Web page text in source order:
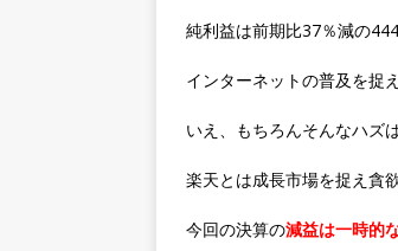
純利益は前期比37％減の444
インターネットの普及を捉
いえ、もちろんそんなハズ
楽天とは成長市場を捉え貪
今回の決算の減益は一時的